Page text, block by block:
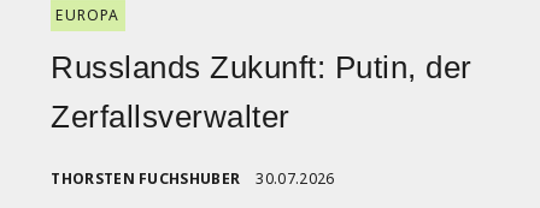
EUROPA
Russlands Zukunft: Putin, der
Zerfallsverwalter
THORSTEN FUCHSHUBER 30.07.2026